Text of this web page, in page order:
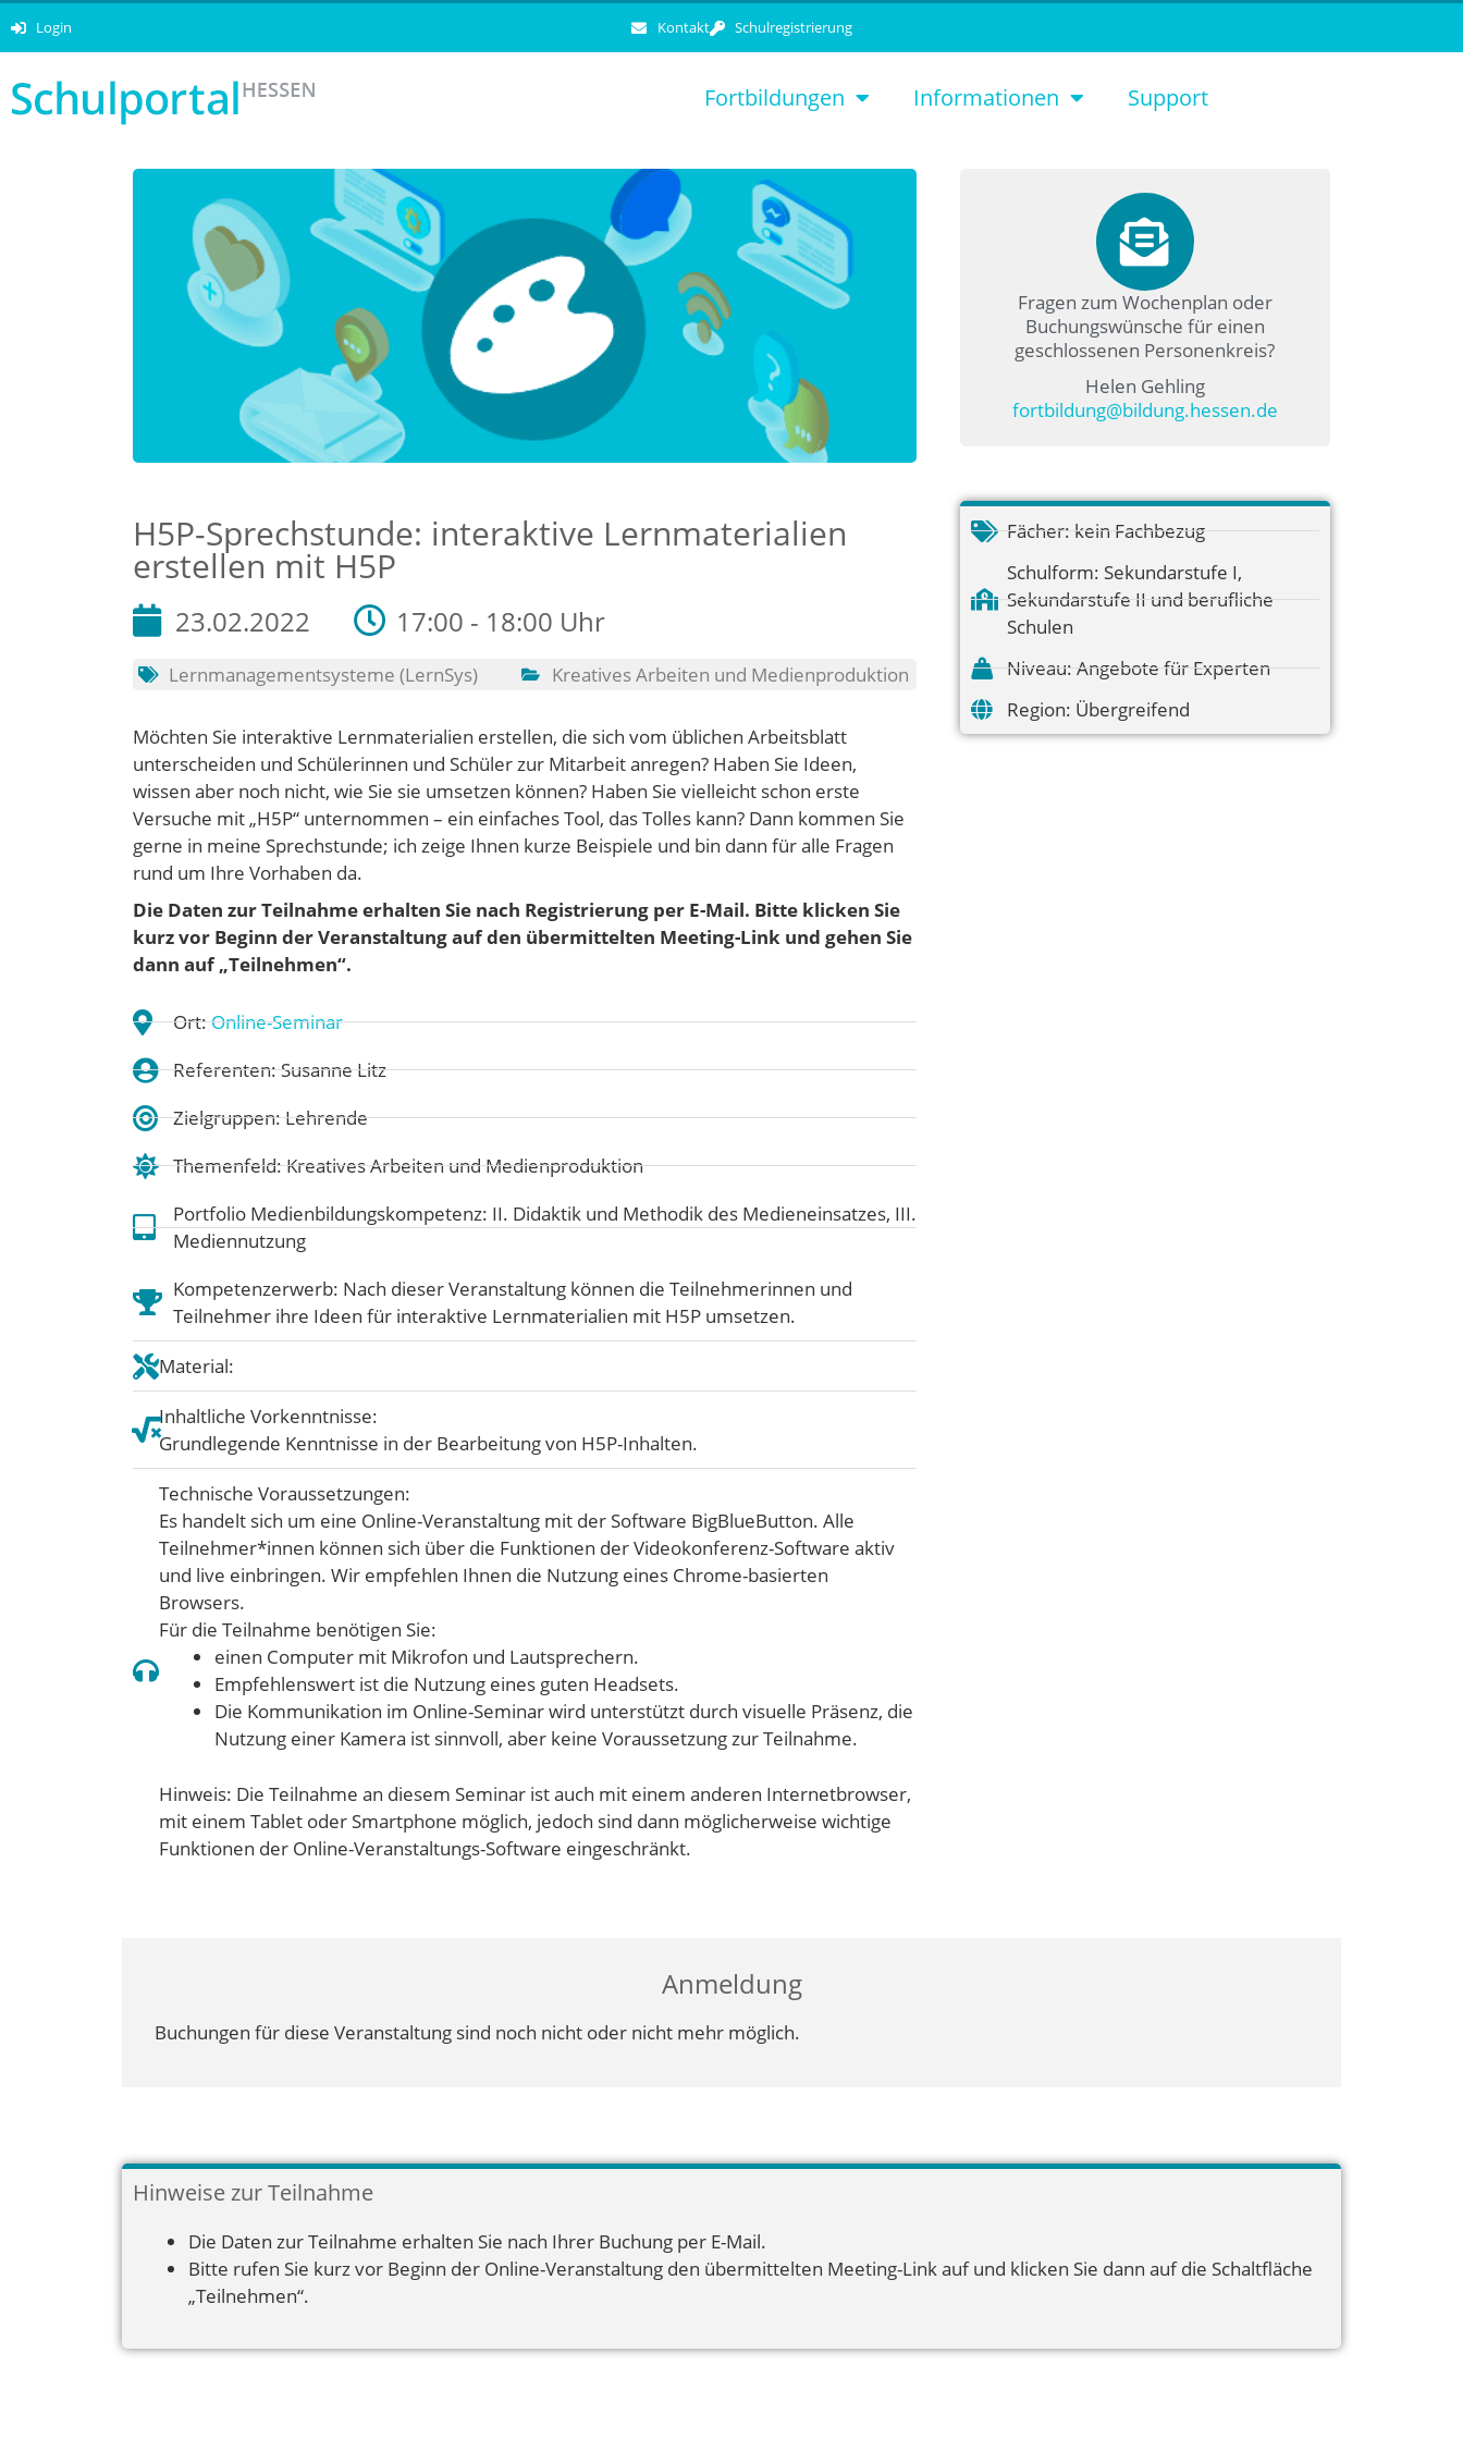
Login Kontakt Schulregistrierung
Fortbildungen Informationen Support
H5P-Sprechstunde: interaktive Lernmaterialien
erstellen mit H5P
23.02.2022 17:00 - 18:00 Uhr
Lernmanagementsysteme (LernSys) Kreatives Arbeiten und Medienproduktion
Möchten Sie interaktive Lernmaterialien erstellen, die sich vom üblichen Arbeitsblatt
unterscheiden und Schülerinnen und Schüler zur Mitarbeit anregen? Haben Sie Ideen,
wissen aber noch nicht, wie Sie sie umsetzen können? Haben Sie vielleicht schon erste
Versuche mit „H5P“ unternommen – ein einfaches Tool, das Tolles kann? Dann kommen Sie
gerne in meine Sprechstunde; ich zeige Ihnen kurze Beispiele und bin dann für alle Fragen
rund um Ihre Vorhaben da.
Die Daten zur Teilnahme erhalten Sie nach Registrierung per E-Mail. Bitte klicken Sie
kurz vor Beginn der Veranstaltung auf den übermittelten Meeting-Link und gehen Sie
dann auf „Teilnehmen“.
Ort:Online-Seminar
Referenten: Susanne Litz
Zielgruppen: Lehrende
Themenfeld:Kreatives Arbeiten und Medienproduktion
Portfolio Medienbildungskompetenz: II. Didaktik und Methodik des Medieneinsatzes, III.
Mediennutzung
Kompetenzerwerb: Nach dieser Veranstaltung können die Teilnehmerinnen und
Teilnehmer ihre Ideen für interaktive Lernmaterialien mit H5P umsetzen.
Material:
Inhaltliche Vorkenntnisse:
Grundlegende Kenntnisse in der Bearbeitung von H5P-Inhalten.
Technische Voraussetzungen:
Es handelt sich um eine Online-Veranstaltung mit der Software BigBlueButton. Alle
Teilnehmer*innen können sich über die Funktionen der Videokonferenz-Software aktiv
und live einbringen. Wir empfehlen Ihnen die Nutzung eines Chrome-basierten
Browsers.
Für die Teilnahme benötigen Sie:
einen Computer mit Mikrofon und Lautsprechern.
Empfehlenswert ist die Nutzung eines guten Headsets.
Die Kommunikation im Online-Seminar wird unterstützt durch visuelle Präsenz, die
Nutzung einer Kamera ist sinnvoll, aber keine Voraussetzung zur Teilnahme.
Hinweis: Die Teilnahme an diesem Seminar ist auch mit einem anderen Internetbrowser,
mit einem Tablet oder Smartphone möglich, jedoch sind dann möglicherweise wichtige
Funktionen der Online-Veranstaltungs-Software eingeschränkt.
Fragen zum Wochenplan oder
Buchungswünsche für einen
geschlossenen Personenkreis?
Helen Gehling
fortbildung@bildung.hessen.de
Fächer: kein Fachbezug
Schulform: Sekundarstufe I,
Sekundarstufe II und berufliche
Schulen
Niveau: Angebote für Experten
Region: Übergreifend
Anmeldung
Buchungen für diese Veranstaltung sind noch nicht oder nicht mehr möglich.
Hinweise zur Teilnahme
Die Daten zur Teilnahme erhalten Sie nach Ihrer Buchung per E-Mail.
Bitte rufen Sie kurz vor Beginn der Online-Veranstaltung den übermittelten Meeting-Link auf und klicken Sie dann auf die Schaltfläche
„Teilnehmen“.